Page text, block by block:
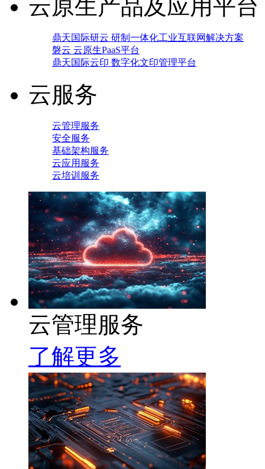
云原生产品及应用平台
鼎天国际研云 研制一体化工业互联网解决方案
磐云 云原生PaaS平台
鼎天国际云印 数字化文印管理平台
云服务
云管理服务
安全服务
基础架构服务
云应用服务
云培训服务
云管理服务
了解更多